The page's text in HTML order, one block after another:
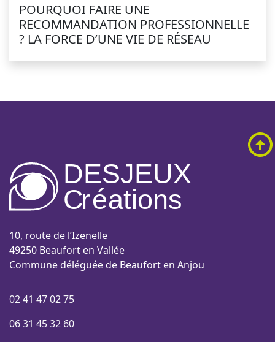
POURQUOI FAIRE UNE
RECOMMANDATION PROFESSIONNELLE
? LA FORCE D’UNE VIE DE RÉSEAU
DESJEUX
Créations
10, route de l’Izenelle
49250 Beaufort en Vallée
Commune déléguée de Beaufort en Anjou
02 41 47 02 75
06 31 45 32 60